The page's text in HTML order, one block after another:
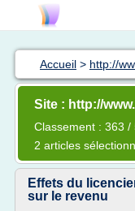
Accueil > http://
Site : http://
Classement : 363 /
2 articles
Effets du
sur le revenu